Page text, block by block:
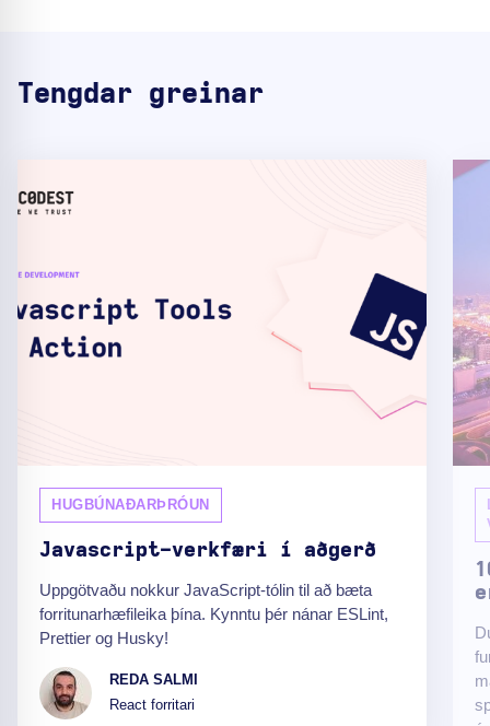
Tengdar greinar
HUGBÚNAÐARÞRÓUN
Javascript-verkfæri í aðgerð
Uppgötvaðu nokkur JavaScript-tólin til að bæta
forritunarhæfileika þína. Kynntu þér nánar ESLint,
Prettier og Husky!
REDA SALMI
React forritari